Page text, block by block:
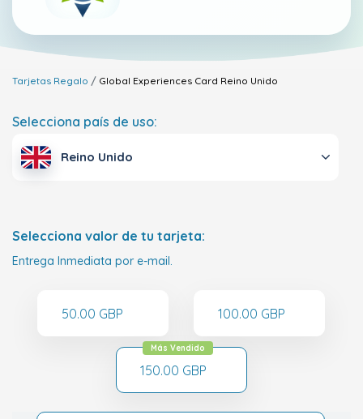
Tarjetas Regalo Global Experiences Card Reino Unido
Selecciona país de uso:
Reino Unido
Selecciona valor de tu tarjeta:
Entrega Inmediata por e-mail.
50.00 GBP 100.00 GBP
Más Vendido
150.00 GBP